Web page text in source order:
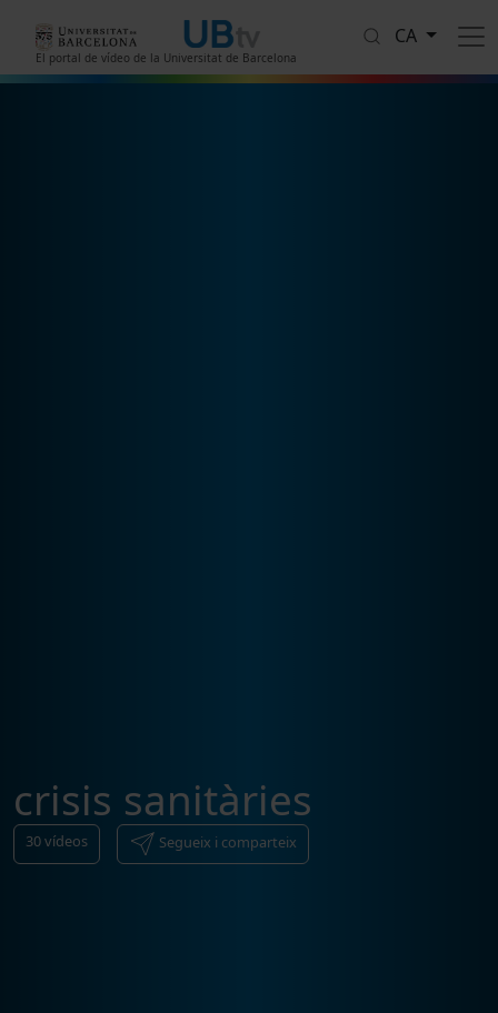
El portal de vídeo de la Universitat de Barcelona
CA
crisis sanitàries
30vídeos Segueix i comparteix